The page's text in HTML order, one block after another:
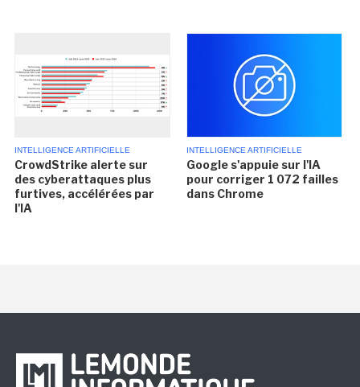
INTELLIGENCE ARTIFICIELLE
CrowdStrike alerte sur
des cyberattaques plus
furtives, accélérées par
l'IA
INTELLIGENCE ARTIFICIELLE
Google s'appuie sur l'IA
pour corriger 1 072 failles
dans Chrome